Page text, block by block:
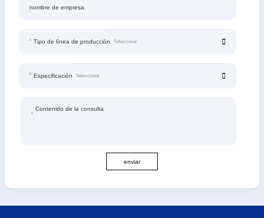
nombre de empresa
Tipo de línea de producción
Especificación
Contenido de la consulta
enviar